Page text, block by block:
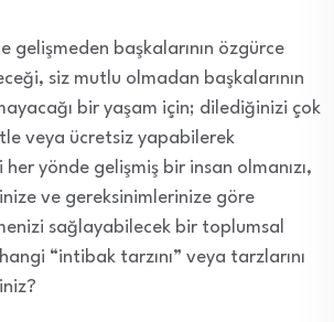
gelişmeden başkalarının özgürce
siz mutlu olmadan başkalarının
bir yaşam için; dilediğinizi çok
veya ücretsiz yapabilerek
yönde gelişmiş bir insan olmanızı,
ve gereksinimlerinize göre
sağlayabilecek bir toplumsal
“intibak tarzını” veya tarzlarını